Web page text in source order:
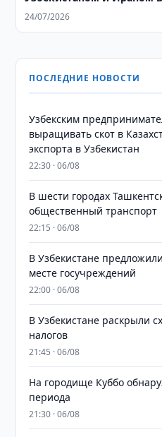
24/07/2026
ПОСЛЕДНИЕ НОВОСТИ
Узбекским
выращивать скот в
экспорта в Узбекистан
22:30 · 06/08
В шести городах
общественный транспорт
22:15 · 06/08
В Узбекистане
месте госучреждений
22:00 · 06/08
В Узбекистане раскрыли
налогов
21:45 · 06/08
На городище Куббо
периода
21:30 · 06/08